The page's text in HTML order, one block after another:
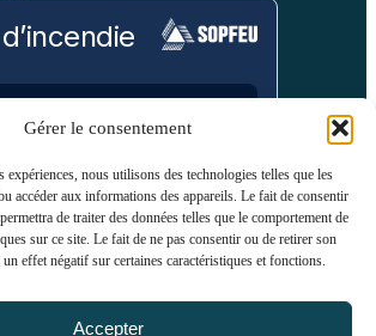
Gérer le consentement
nous utilisons des technologies telles que les
accéder aux informations des appareils. Le fait de consentir
de traiter des données telles que le comportement de
sur ce site. Le fait de ne pas consentir ou de retirer son
effet négatif sur certaines caractéristiques et fonctions.
Accepter
Élevé Très Élevé Extrême